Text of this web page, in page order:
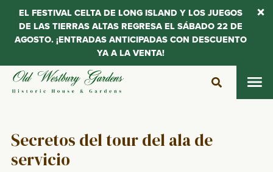
Saltar
Secretos del tour del ala de
servicio
EL FESTIVAL CELTA DE LONG ISLAND Y LOS JUEGOS
DE LAS TIERRAS ALTAS REGRESA EL SÁBADO 22 DE
AGOSTO. ¡ENTRADAS ANTICIPADAS CON DESCUENTO
YA A LA VENTA!